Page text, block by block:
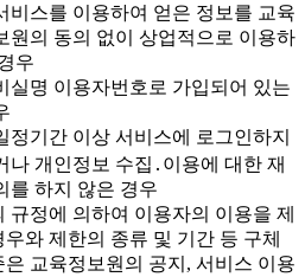
비스를 이용하여 얻은 정보를 교육
원의 동의 없이 상업적으로 이용하
우
실명 이용자번호로 가입되어 있는
정기간 이상 서비스에 로그인하지
나 개인정보 수집․이용에 대한 재
를 하지 않은 경우
정에 의하여 이용자의 이용을 제
우와 제한의 종류 및 기간 등 구체
은 교육정보원의 공지, 서비스 이용